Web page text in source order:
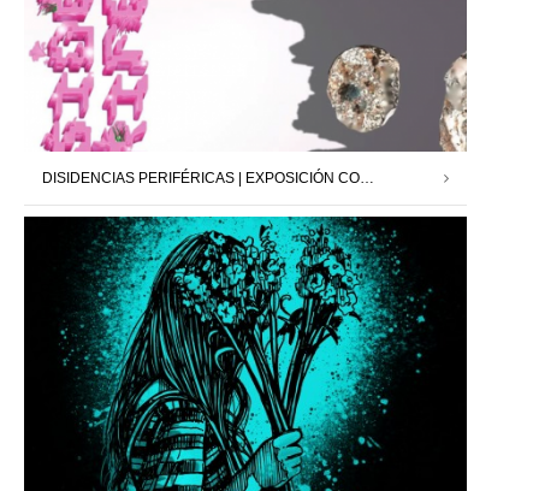
DISIDENCIAS PERIFÉRICAS | EXPOSICIÓN COLECTIVA | NIGREDO.TV | 28.02.25 – 20.03.25